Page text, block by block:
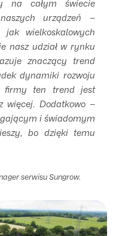
na całym świecie
urządzeń –
wielkoskalowych
nasz udział w rynku
znaczący trend
dynamiki rozwoju
firmy ten trend jest
więcej. Dodatkowo –
i świadomym
bo dzięki temu
serwisu Sungrow.